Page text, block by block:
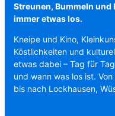
Streunen, Bummeln und
immer etwas los.
Kneipe und Kino,
Köstlichkeiten und
etwas dabei – Tag für
und wann was los ist.
bis nach Lockhausen,